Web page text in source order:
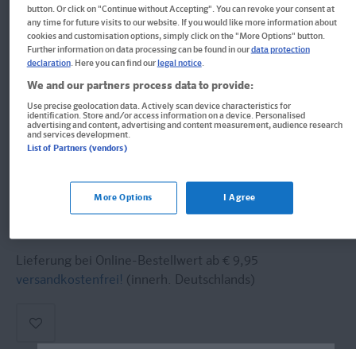
Italienisch
Besser in Italienisch mit Übungen, Audiotraining, Rätseln
und MP3-Download
Buch
Format: 16,2 x 22,9 cm, 320 Seiten
Lieferung bei Online-Bestellwert ab € 9,95
versandkostenfrei! (innerh. Deutschlands)
button. Or click on "Continue without Accepting". You can revoke your consent at
any time for future visits to our website. If you would like more information about
cookies and customisation options, simply click on the "More Options" button.
Further information on data processing can be found in ourdata protection
declaration. Here you can find our legal notice.
We and our partners process data to provide:
Use precise geolocation data. Actively scan device characteristics for
identification. Store and/or access information on a device. Personalised
advertising and content, advertising and content measurement, audience research
and services development.
List of Partners (vendors)
More Options I Agree